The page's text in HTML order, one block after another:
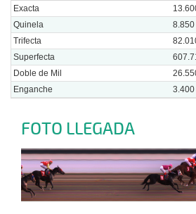
Exacta
Quinela
8.850
Trifecta
Superfecta
Doble de Mil
Enganche
3.400
FOTO LLEGADA